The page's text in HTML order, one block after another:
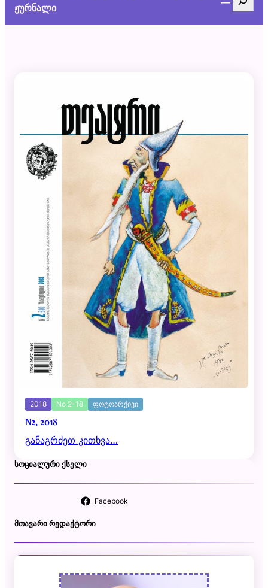
ჟურნალი
2018 No 2-18 ფოტოარქივი
N2, 2018
განაგრძეთ კითხვა…
ᲡᲝᲪᲘᲐᲚᲣᲠᲘ ᲥᲡᲔᲚᲘ
Facebook
ᲛᲗᲐᲕᲐᲠᲘ ᲠᲔᲓᲐᲥᲢᲝᲠᲘ